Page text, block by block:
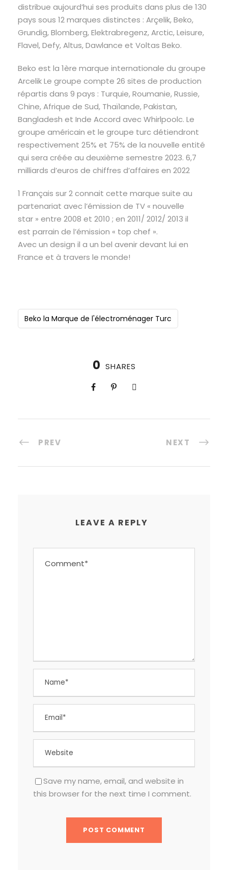
distribue aujourd’hui ses produits dans plus de 130
pays sous 12 marques distinctes : Arçelik, Beko,
Grundig, Blomberg, Elektrabregenz, Arctic, Leisure,
Flavel, Defy, Altus, Dawlance et Voltas Beko.
Beko est la 1ère marque internationale du groupe
Arcelik Le groupe compte 26 sites de production
répartis dans 9 pays : Turquie, Roumanie, Russie,
Chine, Afrique de Sud, Thaïlande, Pakistan,
Bangladesh et Inde Accord avec Whirlpoolc. Le
groupe américain et le groupe turc détiendront
respectivement 25% et 75% de la nouvelle entité
qui sera créée au deuxième semestre 2023. 6,7
milliards d’euros de chiffres d’affaires en 2022
1 Français sur 2 connait cette marque suite au
partenariat avec l’émission de TV « nouvelle
star » entre 2008 et 2010 ; en 2011/ 2012/ 2013 il
est parrain de l’émission « top chef ».
Avec un design il a un bel avenir devant lui en
France et à travers le monde!
Beko la Marque de l'électroménager Turc
0 SHARES
PREV NEXT
LEAVE A REPLY
Save my name, email, and website in
this browser for the next time I comment.